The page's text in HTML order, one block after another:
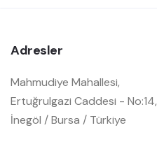
Adresler
Mahmudiye Mahallesi,
Ertuğrulgazi Caddesi - No:14,
İnegöl / Bursa / Türkiye